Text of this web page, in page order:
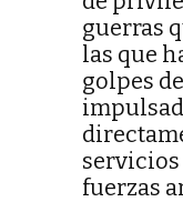
guerras
las que
golpes
fuerzas